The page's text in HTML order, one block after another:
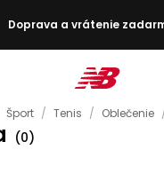
Doprava a vrátenie
Šport / Tenis / Oblečenie
(0)